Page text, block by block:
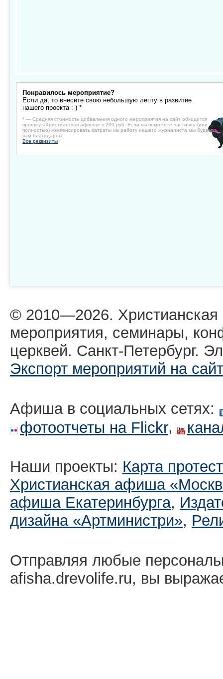
Понравилось мероприятие?
Если да, то внесите свою небольшую лепту в развитие
нашего проекта :-) *
* — Средняя стоимость добавления одного мероприятия на сайт обходится
проекту «Христианская афиша» в 200 руб. Если вы поможете частично (или
полностью) компенсировать затраты на работу нашего журналиста мы будем
вам благодарны.
Все реквизиты
© 2010—2026.
мероприятия, семинары,
церквей. Санкт-Петербург.
Экспорт мероприятий на сайт
Афиша в социальных сетях:
фотоотчеты на Flickr,
Наши проекты: Карта
Христианская афиша
афиша Екатеринбургa,
дизайна «Артминистри»,
Отправляя любые
afisha.drevolife.ru, вы